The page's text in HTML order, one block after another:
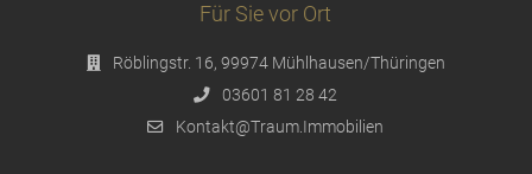
Für Sie vor Ort
Röblingstr. 16, 99974 Mühlhausen/Thüringen
03601 81 28 42
Kontakt@Traum.Immobilien